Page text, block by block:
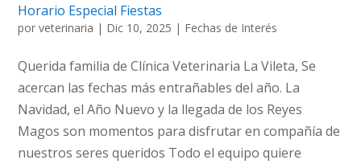
Horario Especial Fiestas
porveterinaria | Dic 10, 2025 | Fechas de Interés
Querida familia de Clínica Veterinaria La Vileta, Se
acercan las fechas más entrañables del año. La
Navidad, el Año Nuevo y la llegada de los Reyes
Magos son momentos para disfrutar en compañía de
nuestros seres queridos Todo el equipo quiere